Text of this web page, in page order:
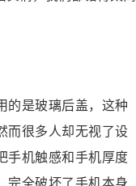
的是玻璃后盖，这种
而很多人却无视了设
手机触感和手机厚度
完全破坏了手机本身